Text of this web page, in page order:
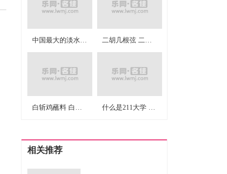
中国最大的淡水湖是 我国最大的淡水湖是 二胡几根弦 二胡有多少根弦
白斩鸡蘸料 白斩鸡蘸料怎么做 什么是211大学 211是什么意思
相关推荐